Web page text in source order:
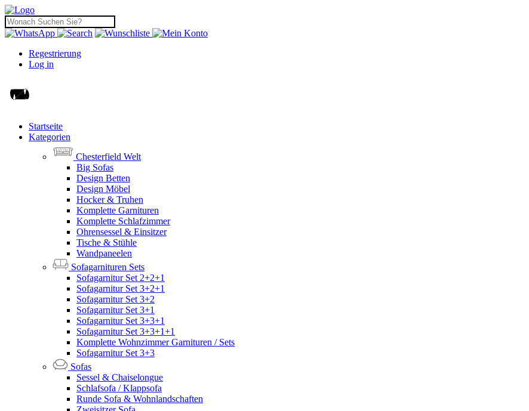
Regestrierung
Log in
Startseite
Kategorien
Chesterfield Welt
Big Sofas
Design Betten
Design Möbel
Hocker & Truhen
Komplette Garnituren
Komplette Schlafzimmer
Ohrensessel & Einsitzer
Tische & Stühle
Wandpaneelen
Sofagarnituren Sets
Sofagarnitur Set 2+2+1
Sofagarnitur Set 3+2+1
Sofagarnitur Set 3+2
Sofagarnitur Set 3+1
Sofagarnitur Set 3+3+1
Sofagarnitur Set 3+3+1+1
Komplette Wohnzimmer Garnituren / Sets
Sofagarnitur Set 3+3
Sofas
Sessel & Chaiselongue
Schlafsofa / Klappsofa
Runde Sofa & Wohnlandschaften